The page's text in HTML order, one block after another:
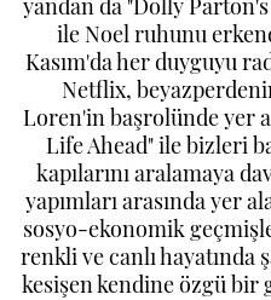
yandan da "Dolly
ile Noel ruhunu
Kasım'da her duyguyu
Netflix,
Loren'in başrolünde yer
Life Ahead" ile bizleri
kapılarını aralamaya
yapımları arasında yer
sosyo-ekonomik
renkli ve canlı hayatında
kesişen kendine özgü bir